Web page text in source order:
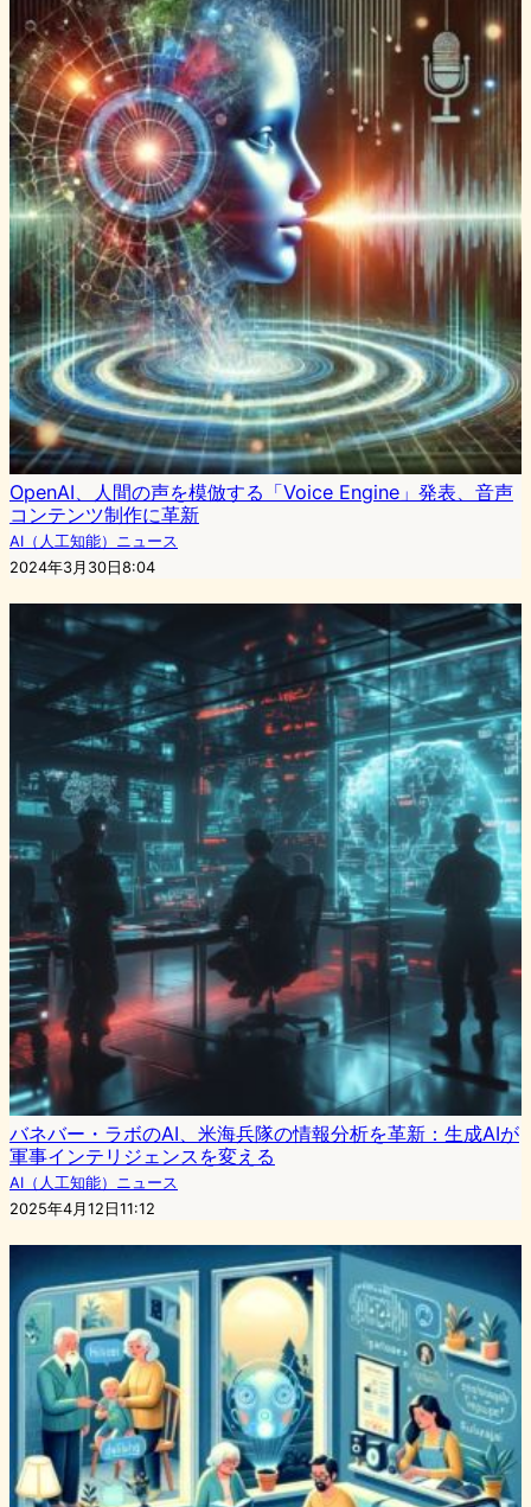
OpenAI、人間の声を模倣する「Voice Engine」発表、音声
コンテンツ制作に革新
AI（人工知能）ニュース
2024年3月30日8:04
バネバー・ラボのAI、米海兵隊の情報分析を革新：生成AIが
軍事インテリジェンスを変える
AI（人工知能）ニュース
2025年4月12日11:12